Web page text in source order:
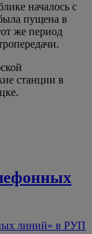
началось с
пущена в
же период
станции в
линий» в РУП